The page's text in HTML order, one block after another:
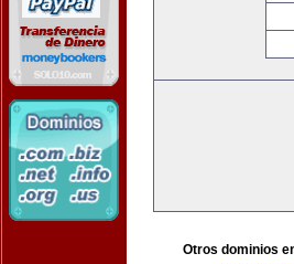
Otros dominios